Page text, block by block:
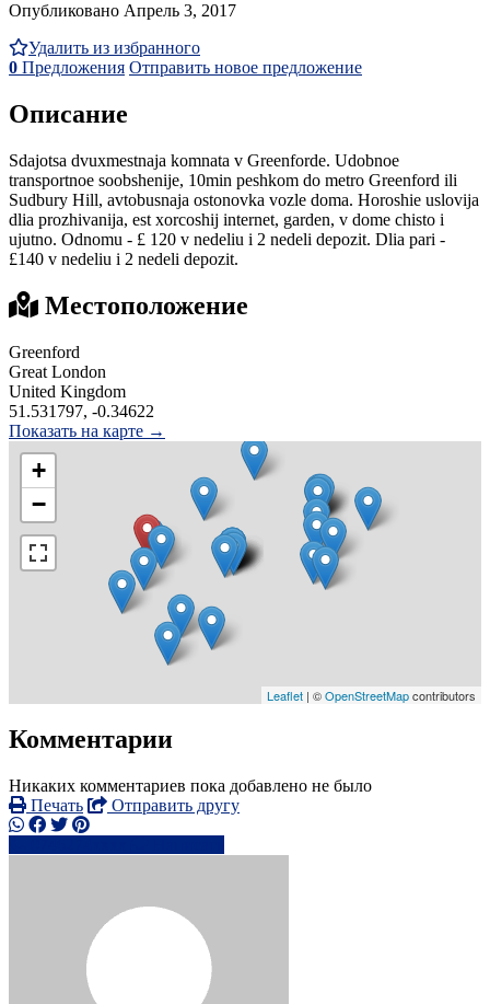
Опубликовано Апрель 3, 2017
Удалить из избранного
0 Предложения Отправить новое предложение
Описание
Sdajotsa dvuxmestnaja komnata v Greenforde. Udobnoe
transportnoe soobshenije, 10min peshkom do metro Greenford ili
Sudbury Hill, avtobusnaja ostonovka vozle doma. Horoshie uslovija
dlia prozhivanija, est xorcoshij internet, garden, v dome chisto i
ujutno. Odnomu - £ 120 v nedeliu i 2 nedeli depozit. Dlia pari -
£140 v nedeliu i 2 nedeli depozit.
Местоположение
Greenford
Great London
United Kingdom
51.531797, -0.34622
Показать на карте →
+
−
Leaflet | ©OpenStreetMapcontributors
Комментарии
Никаких комментариев пока добавлено не было
Печать
Отправить другу